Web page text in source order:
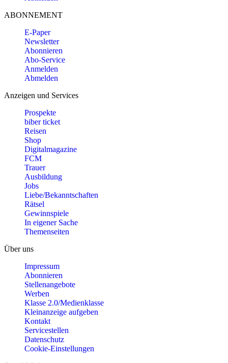
ABONNEMENT
E-Paper
Newsletter
Abonnieren
Abo-Service
Anmelden
Abmelden
Anzeigen und Services
Prospekte
biber ticket
Reisen
Shop
Digitalmagazine
FCM
Trauer
Ausbildung
Jobs
Liebe/Bekanntschaften
Rätsel
Gewinnspiele
In eigener Sache
Themenseiten
Über uns
Impressum
Abonnieren
Stellenangebote
Werben
Klasse 2.0/Medienklasse
Kleinanzeige aufgeben
Kontakt
Servicestellen
Datenschutz
Cookie-Einstellungen